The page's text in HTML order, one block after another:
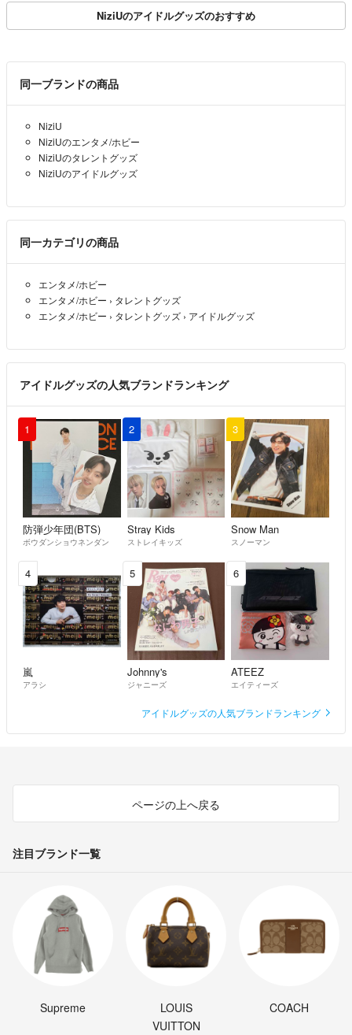
NiziUのアイドルグッズのおすすめ
同一ブランドの商品
NiziU
NiziUのエンタメ/ホビー
NiziUのタレントグッズ
NiziUのアイドルグッズ
同一カテゴリの商品
エンタメ/ホビー
エンタメ/ホビー › タレントグッズ
エンタメ/ホビー › タレントグッズ › アイドルグッズ
アイドルグッズの人気ブランドランキング
1
防弾少年団(BTS)
ボウダンショウネンダン
2
Stray Kids
ストレイキッズ
3
Snow Man
スノーマン
4
嵐
アラシ
5
Johnny's
ジャニーズ
6
ATEEZ
エイティーズ
アイドルグッズの人気ブランドランキング
ページの上へ戻る
注目ブランド一覧
Supreme
LOUIS
VUITTON
COACH